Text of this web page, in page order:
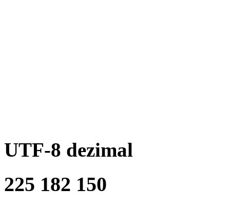
UTF-8 dezimal
225 182 150